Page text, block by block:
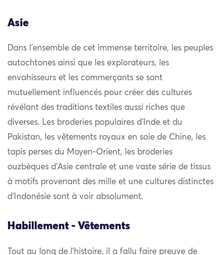
Asie
Dans l’ensemble de cet immense territoire, les peuples
autochtones ainsi que les explorateurs, les
envahisseurs et les commerçants se sont
mutuellement influencés pour créer des cultures
révélant des traditions textiles aussi riches que
diverses. Les broderies populaires d’Inde et du
Pakistan, les vêtements royaux en soie de Chine, les
tapis perses du Moyen-Orient, les broderies
ouzbèques d’Asie centrale et une vaste série de tissus
à motifs provenant des mille et une cultures distinctes
d’Indonésie sont à voir absolument.
Habillement - Vêtements
Tout au long de l’histoire, il a fallu faire preuve de